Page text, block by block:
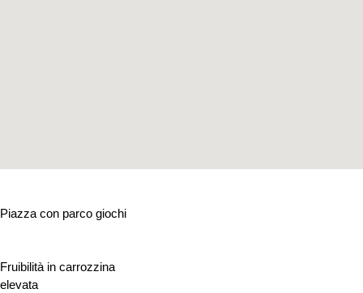
Piazza con parco giochi
Fruibilità in carrozzina
elevata